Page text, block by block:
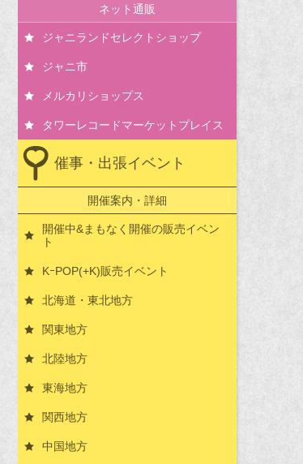
ネット通販
ジャニランドセレクトショップ
ジャニ市
メルカリショップス
タワーレコードマーケットプレイス
催事・出張イベント
開催案内・詳細
開催中&まもなく開催の販売イベン
ト
KｰPOP(+K)販売イベント
北海道・東北地方
関東地方
北陸地方
東海地方
関西地方
中国地方